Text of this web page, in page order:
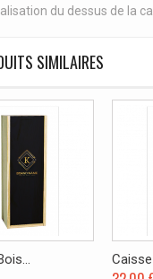
du dessus de la
SIMILAIRES